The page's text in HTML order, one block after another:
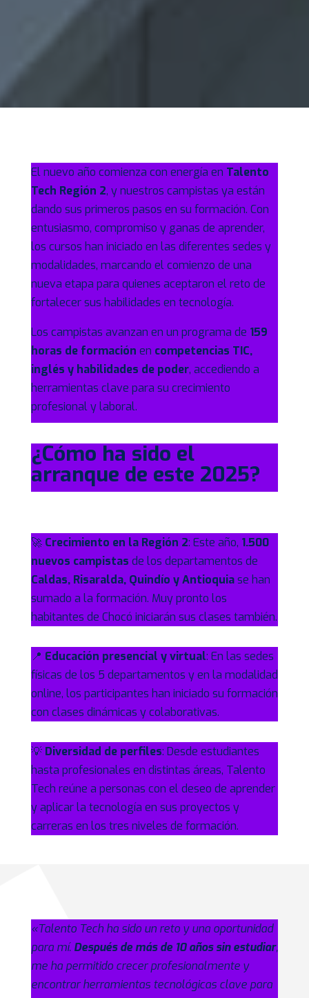
El nuevo año comienza con energía en Talento
Tech Región 2, y nuestros campistas ya están
dando sus primeros pasos en su formación. Con
entusiasmo, compromiso y ganas de aprender,
los cursos han iniciado en las diferentes sedes y
modalidades, marcando el comienzo de una
nueva etapa para quienes aceptaron el reto de
fortalecer sus habilidades en tecnología.
Los campistas avanzan en un programa de 159
horas de formación en competencias TIC,
inglés y habilidades de poder, accediendo a
herramientas clave para su crecimiento
profesional y laboral.
¿Cómo ha sido el
arranque de este 2025?
🚀 Crecimiento en la Región 2: Este año, 1.500
nuevos campistas de los departamentos de
Caldas, Risaralda, Quindío y Antioquiase han
sumado a la formación. Muy pronto los
habitantes de Chocó iniciarán sus clases también.
📍 Educación presencial y virtual: En las sedes
físicas de los 5 departamentos y en la modalidad
online, los participantes han iniciado su formación
con clases dinámicas y colaborativas.
💡 Diversidad de perfiles: Desde estudiantes
hasta profesionales en distintas áreas, Talento
Tech reúne a personas con el deseo de aprender
y aplicar la tecnología en sus proyectos y
carreras en los tres niveles de formación.
«Talento Tech ha sido un reto y una oportunidad
para mí. Después de más de 10 años sin estudiar,
me ha permitido crecer profesionalmente y
encontrar herramientas tecnológicas clave para